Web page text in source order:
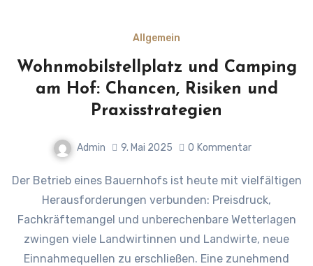
Allgemein
Wohnmobilstellplatz und Camping
am Hof: Chancen, Risiken und
Praxisstrategien
Admin 9. Mai 2025 0 Kommentar
Der Betrieb eines Bauernhofs ist heute mit vielfältigen
Herausforderungen verbunden: Preisdruck,
Fachkräftemangel und unberechenbare Wetterlagen
zwingen viele Landwirtinnen und Landwirte, neue
Einnahmequellen zu erschließen. Eine zunehmend